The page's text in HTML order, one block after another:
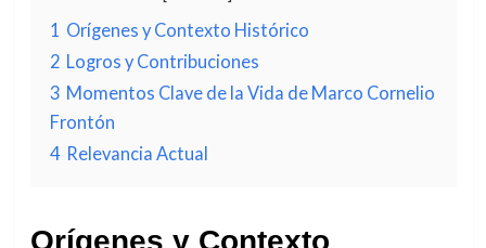
1 Orígenes y Contexto Histórico
2 Logros y Contribuciones
3 Momentos Clave de la Vida de Marco Cornelio
Frontón
4 Relevancia Actual
Orígenes y Contexto